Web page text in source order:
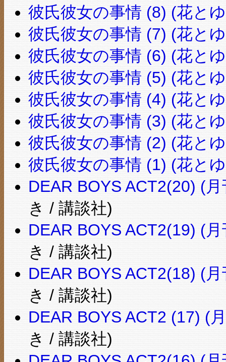
彼氏彼女の事情 (8) (花と
彼氏彼女の事情 (7) (花と
彼氏彼女の事情 (6) (花と
彼氏彼女の事情 (5) (花と
彼氏彼女の事情 (4) (花と
彼氏彼女の事情 (3) (花と
彼氏彼女の事情 (2) (花と
彼氏彼女の事情 (1) (花と
DEAR BOYS ACT2(20) (
き / 講談社)
DEAR BOYS ACT2(19) (
き / 講談社)
DEAR BOYS ACT2(18) (
き / 講談社)
DEAR BOYS ACT2 (17) (
き / 講談社)